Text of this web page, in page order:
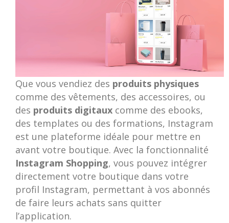
Que vous vendiez des produits physiques
comme des vêtements, des accessoires, ou
des produits digitaux comme des ebooks,
des templates ou des formations, Instagram
est une plateforme idéale pour mettre en
avant votre boutique. Avec la fonctionnalité
Instagram Shopping, vous pouvez intégrer
directement votre boutique dans votre
profil Instagram, permettant à vos abonnés
de faire leurs achats sans quitter
l’application.